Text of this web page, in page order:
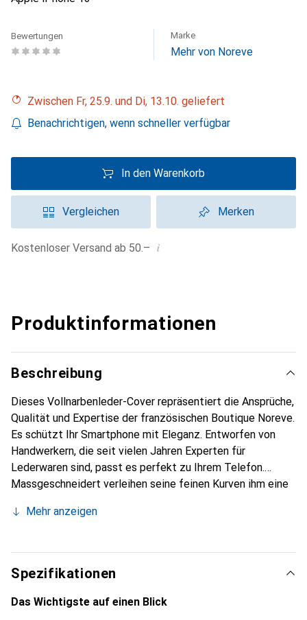
Bewertungen Marke
Mehr von Noreve
Zwischen Fr, 25.9. und Di, 13.10. geliefert
Benachrichtigen, wenn schneller verfügbar
In den Warenkorb
Vergleichen Merken
Kostenloser Versand ab 50.– i
Produktinformationen
Beschreibung
Dieses Vollnarbenleder-Cover repräsentiert die Ansprüche,
Qualität und Expertise der französischen Boutique Noreve.
Es schützt Ihr Smartphone mit Eleganz. Entworfen von
Handwerkern, die seit vielen Jahren Experten für
Lederwaren sind, passt es perfekt zu Ihrem Telefon.
Massgeschneidert verleihen seine feinen Kurven ihm eine
Accessoire Ihres Smartphones. International anerkannt für
sichere Wahl für eine anspruchsvolle Kundschaft.
Mehr anzeigen
Spezifikationen
Das Wichtigste auf einen Blick